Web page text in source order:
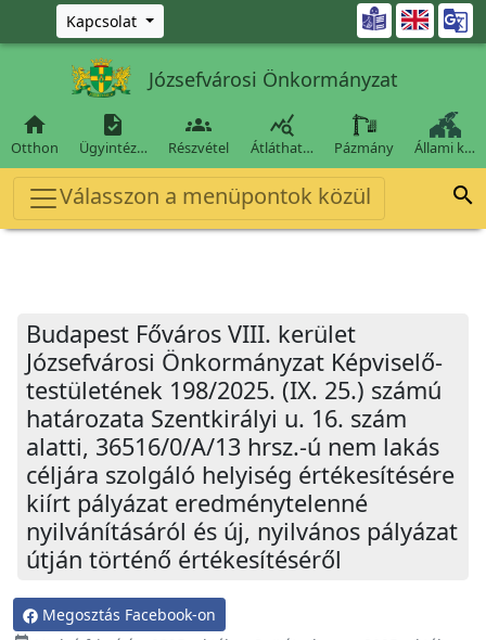
Ugrás a fő tartalomra
Kapcsolat 
Józsefvárosi Önkormányzat

Otthon

Ügyintéz…

Részvétel

Átláthat… Pázmány Állami k…
Válasszon a menüpontok közül 
Budapest Főváros VIII. kerület
Józsefvárosi Önkormányzat Képviselő-
testületének 198/2025. (IX. 25.) számú
határozata Szentkirályi u. 16. szám
alatti, 36516/0/A/13 hrsz.-ú nem lakás
céljára szolgáló helyiség értékesítésére
kiírt pályázat eredménytelenné
nyilvánításáról és új, nyilvános pályázat
útján történő értékesítéséről
Megosztás Facebook-on